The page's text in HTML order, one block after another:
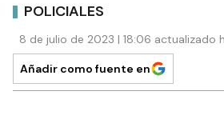
POLICIALES
8 de julio de 2023 | 18:06 actualizado
Añadir como fuente en